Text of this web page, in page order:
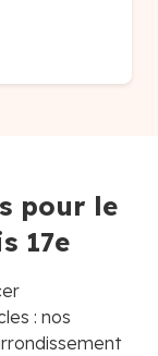
pour le
17e
: nos